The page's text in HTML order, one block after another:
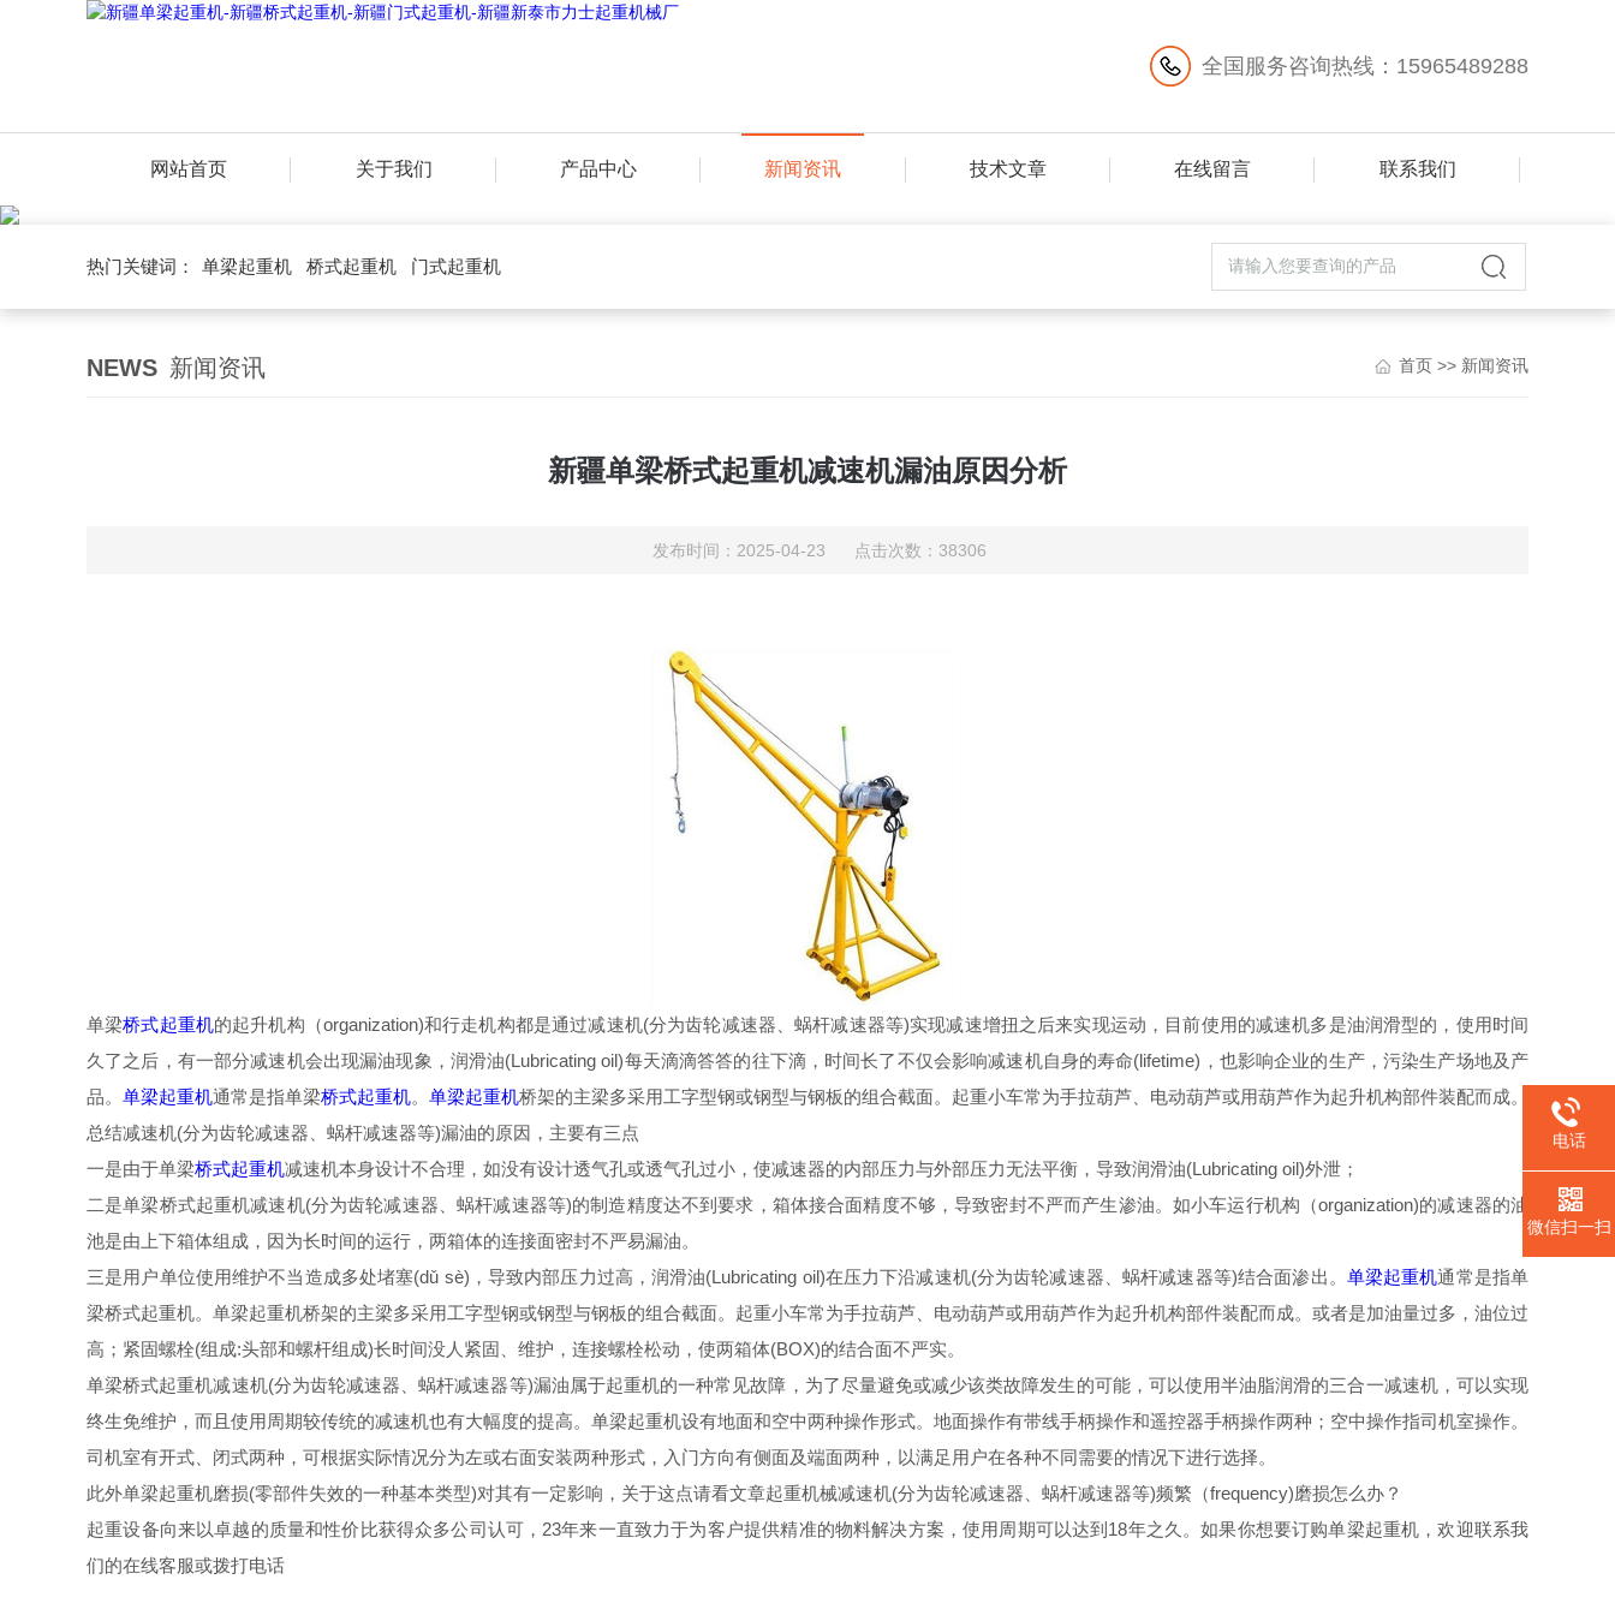
全国服务咨询热线：15965489288
网站首页 关于我们 产品中心 新闻资讯 技术文章 在线留言 联系我们
热门关键词： 单梁起重机 桥式起重机 门式起重机
NEWS 新闻资讯 首页 >> 新闻资讯
新疆单梁桥式起重机减速机漏油原因分析
发布时间：2025-04-23 点击次数：38306
单梁桥式起重机的起升机构（organization)和行走机构都是通过减速机(分为齿轮减速器、蜗杆减速器等)实现减速增扭之后来实现运动，目前使用的减速机多是油润滑型的，使用时间
久了之后，有一部分减速机会出现漏油现象，润滑油(Lubricating oil)每天滴滴答答的往下滴，时间长了不仅会影响减速机自身的寿命(lifetime)，也影响企业的生产，污染生产场地及产
品。 单梁起重机通常是指单梁桥式起重机。 单梁起重机桥架的主梁多采用工字型钢或钢型与钢板的组合截面。起重小车常为手拉葫芦、电动葫芦或用葫芦作为起升机构部件装配而成。
总结减速机(分为齿轮减速器、蜗杆减速器等)漏油的原因，主要有三点
一是由于单梁桥式起重机减速机本身设计不合理，如没有设计透气孔或透气孔过小，使减速器的内部压力与外部压力无法平衡，导致润滑油(Lubricating oil)外泄；
二是单梁桥式起重机减速机(分为齿轮减速器、蜗杆减速器等)的制造精度达不到要求，箱体接合面精度不够，导致密封不严而产生渗油。如小车运行机构（organization)的减速器的油
池是由上下箱体组成，因为长时间的运行，两箱体的连接面密封不严易漏油。
三是用户单位使用维护不当造成多处堵塞(dǔ sè)，导致内部压力过高，润滑油(Lubricating oil)在压力下沿减速机(分为齿轮减速器、蜗杆减速器等)结合面渗出。 单梁起重机通常是指单
梁桥式起重机。单梁起重机桥架的主梁多采用工字型钢或钢型与钢板的组合截面。起重小车常为手拉葫芦、电动葫芦或用葫芦作为起升机构部件装配而成。或者是加油量过多，油位过
高；紧固螺栓(组成:头部和螺杆组成)长时间没人紧固、维护，连接螺栓松动，使两箱体(BOX)的结合面不严实。
单梁桥式起重机减速机(分为齿轮减速器、蜗杆减速器等)漏油属于起重机的一种常见故障，为了尽量避免或减少该类故障发生的可能，可以使用半油脂润滑的三合一减速机，可以实现
终生免维护，而且使用周期较传统的减速机也有大幅度的提高。单梁起重机设有地面和空中两种操作形式。地面操作有带线手柄操作和遥控器手柄操作两种；空中操作指司机室操作。
司机室有开式、闭式两种，可根据实际情况分为左或右面安装两种形式，入门方向有侧面及端面两种，以满足用户在各种不同需要的情况下进行选择。
此外单梁起重机磨损(零部件失效的一种基本类型)对其有一定影响，关于这点请看文章起重机械减速机(分为齿轮减速器、蜗杆减速器等)频繁（frequency)磨损怎么办？
起重设备向来以卓越的质量和性价比获得众多公司认可，23年来一直致力于为客户提供精准的物料解决方案，使用周期可以达到18年之久。如果你想要订购单梁起重机，欢迎联系我
们的在线客服或拨打电话
电话
微信扫一扫